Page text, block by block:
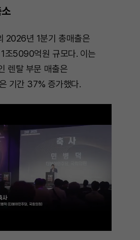
2026년 1분기 총매출은
조5090억원 규모다. 이는
렌탈 부문 매출은
기간 37% 증가했다.